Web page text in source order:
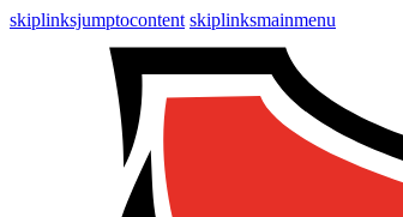
skiplinksjumptocontent skiplinksmainmenu